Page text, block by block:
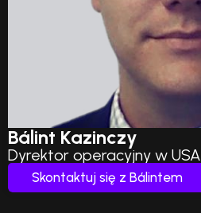
Bálint Kazinczy
Dyrektor operacyjny w USA
Skontaktuj się z Bálintem